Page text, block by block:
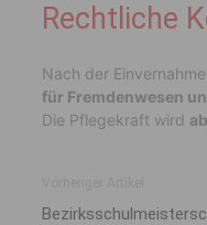
Rechtliche
Nach der
für Fremdenwesen
Die Pflegekraft wird